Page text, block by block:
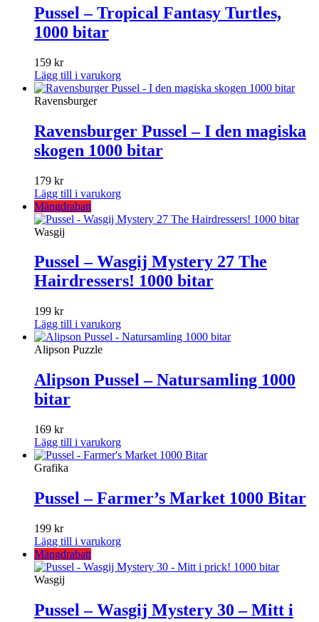
Pussel – Tropical Fantasy Turtles,
1000 bitar
159 kr
Lägg till i varukorg
Ravensburger
Ravensburger Pussel – I den magiska
skogen 1000 bitar
179 kr
Lägg till i varukorg
Mängdrabatt
Wasgij
Pussel – Wasgij Mystery 27 The
Hairdressers! 1000 bitar
199 kr
Lägg till i varukorg
Alipson Puzzle
Alipson Pussel – Natursamling 1000
bitar
169 kr
Lägg till i varukorg
Grafika
Pussel – Farmer’s Market 1000 Bitar
199 kr
Lägg till i varukorg
Mängdrabatt
Wasgij
Pussel – Wasgij Mystery 30 – Mitt i